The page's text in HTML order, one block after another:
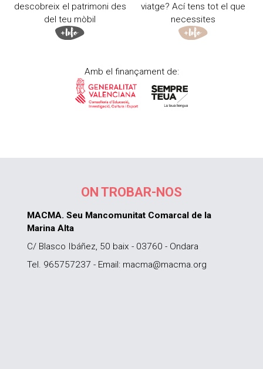
descobreix el patrimoni des
del teu mòbil
viatge? Ací tens tot el que
necessites
Amb el finançament de:
ON TROBAR-NOS
MACMA. Seu Mancomunitat Comarcal de la
Marina Alta
C/ Blasco Ibáñez, 50 baix - 03760 - Ondara
Tel. 965757237 - Email: macma@macma.org